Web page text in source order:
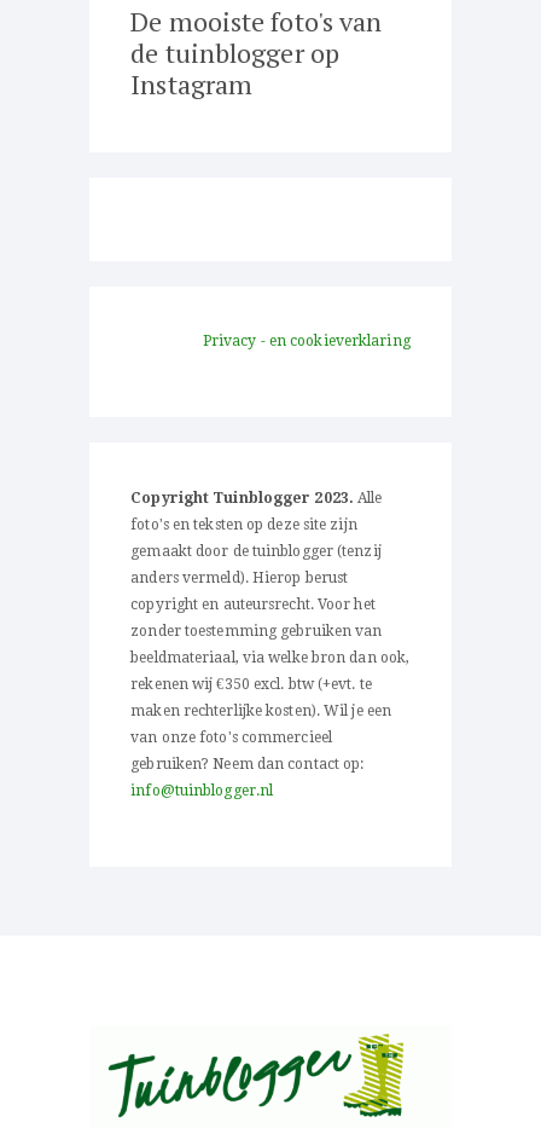
De mooiste foto's van
de tuinblogger op
Instagram
Privacy - en cookieverklaring
Copyright Tuinblogger 2023. Alle
foto's en teksten op deze site zijn
gemaakt door de tuinblogger (tenzij
anders vermeld). Hierop berust
copyright en auteursrecht. Voor het
zonder toestemming gebruiken van
beeldmateriaal, via welke bron dan ook,
rekenen wij €350 excl. btw (+evt. te
maken rechterlijke kosten). Wil je een
van onze foto's commercieel
gebruiken? Neem dan contact op:
info@tuinblogger.nl